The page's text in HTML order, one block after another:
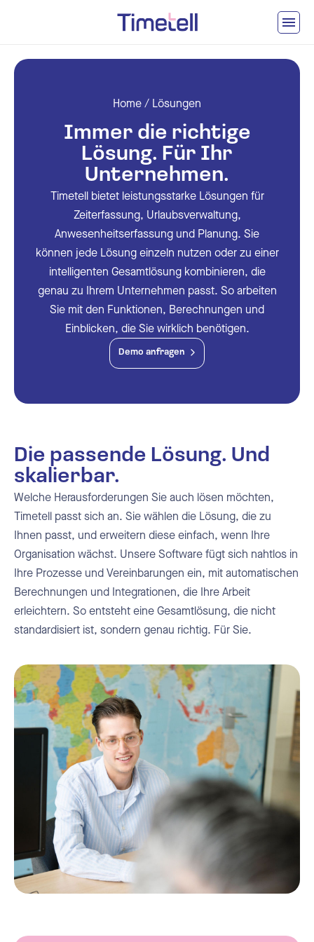
Home/ Lösungen
Immer die richtige
Lösung. Für Ihr
Unternehmen.
Timetell bietet leistungsstarke Lösungen für
Zeiterfassung, Urlaubsverwaltung,
Anwesenheitserfassung und Planung. Sie
können jede Lösung einzeln nutzen oder zu einer
intelligenten Gesamtlösung kombinieren, die
genau zu Ihrem Unternehmen passt. So arbeiten
Sie mit den Funktionen, Berechnungen und
Einblicken, die Sie wirklich benötigen.
Demo anfragen
Die passende Lösung. Und
skalierbar.
Welche Herausforderungen Sie auch lösen möchten,
Timetell passt sich an. Sie wählen die Lösung, die zu
Ihnen passt, und erweitern diese einfach, wenn Ihre
Organisation wächst. Unsere Software fügt sich nahtlos in
Ihre Prozesse und Vereinbarungen ein, mit automatischen
Berechnungen und Integrationen, die Ihre Arbeit
erleichtern. So entsteht eine Gesamtlösung, die nicht
standardisiert ist, sondern genau richtig. Für Sie.